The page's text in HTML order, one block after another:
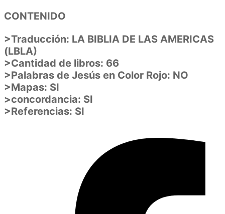
CONTENIDO
>Traducción: LA BIBLIA DE LAS AMERICAS
(LBLA)
>Cantidad de libros: 66
>Palabras de Jesús en Color Rojo: NO
>Mapas: SI
>concordancia: SI
>Referencias: SI